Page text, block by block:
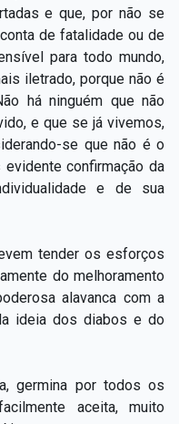
e que, por não se
de fatalidade ou de
para todo mundo,
iletrado, porque não é
há ninguém que não
e que se já vivemos,
se que não é o
confirmação da
e de sua
tender os esforços
do melhoramento
alavanca com a
ideia dos diabos e do
germina por todos os
aceita, muito